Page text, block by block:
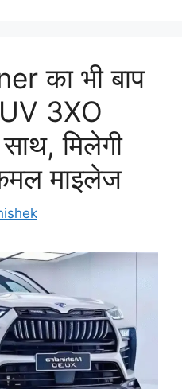
का भी बाप
3XO
मिलेगी
माइलेज